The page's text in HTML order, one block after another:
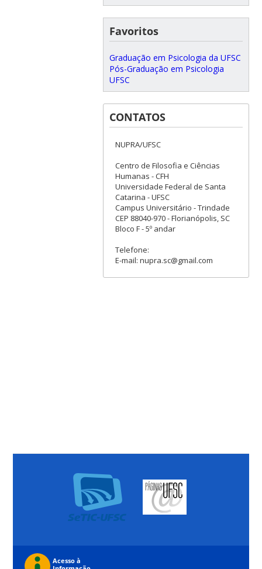
Favoritos
Graduação em Psicologia da UFSC
Pós-Graduação em Psicologia
UFSC
CONTATOS
NUPRA/UFSC
Centro de Filosofia e Ciências
Humanas - CFH
Universidade Federal de Santa
Catarina - UFSC
Campus Universitário - Trindade
CEP 88040-970 - Florianópolis, SC
Bloco F - 5º andar
Telefone:
E-mail: nupra.sc@gmail.com